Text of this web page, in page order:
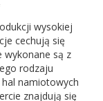
wysokiej
cechują się
wykonane są z
rodzaju
namiotowych
znajdują się